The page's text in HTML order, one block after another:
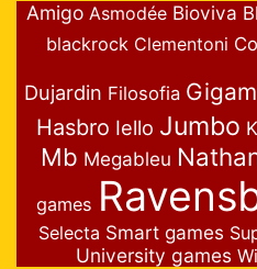
Amigo Asmodée Bioviva
blackrock Clementoni
Dujardin Filosofia
Hasbro Iello Jumbo
Mb Megableu
games
Selecta Smart games
University games